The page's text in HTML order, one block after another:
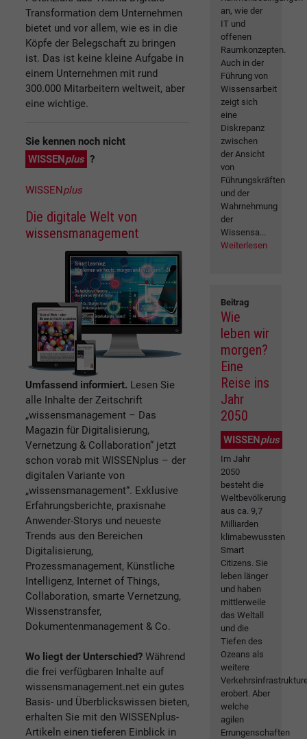
Transformation dem Unternehmen
bietet und vor allem, wie es in die
Köpfe der Belegschaft zu bringen
ist. Das ist keine kleine Aufgabe in
einem Unternehmen mit rund
300.000 Mitarbeitern weltweit, aber
eine wichtige.
Sie kennen noch nicht
WISSENplus ?
WISSENplus
Die digitale Welt von
wissensmanagement
Umfassend informiert. Lesen Sie
alle Inhalte der Zeitschrift
„wissensmanagement – Das
Magazin für Digitalisierung,
Vernetzung & Collaboration“ jetzt
schon vorab mit WISSENplus – der
digitalen Variante von
„wissensmanagement“. Exklusive
Erfahrungsberichte, praxisnahe
Anwender-Storys und neueste
Trends aus den Bereichen
Digitalisierung,
Prozessmanagement, Künstliche
Intelligenz, Internet of Things,
Collaboration, smarte Vernetzung,
Wissenstransfer,
Dokumentenmanagement & Co.
Wo liegt der Unterschied? Während
die frei verfügbaren Inhalte auf
wissensmanagement.net ein gutes
Basis- und Überblickswissen bieten,
erhalten Sie mit den WISSENplus-
Artikeln einen tieferen Einblick in
an, wie der
IT und
offenen
Raumkonzepten.
Auch in der
Führung von
Wissensarbeit
zeigt sich
eine
Diskrepanz
zwischen
der Ansicht
von
Führungskräften
und der
Wahrnehmung
der
Wissensa...
Weiterlesen
Beitrag
Wie
leben wir
morgen?
Eine
Reise ins
Jahr
2050
WISSENplus
Im Jahr
2050
besteht die
Weltbevölkerung
aus ca. 9,7
Milliarden
klimabewussten
Smart
Citizens. Sie
leben länger
und haben
mittlerweile
das Weltall
und die
Tiefen des
Ozeans als
weitere
erobert. Aber
welche
agilen
Errungenschaften